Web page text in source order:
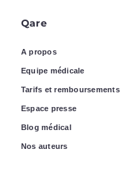
Qare
A propos
Equipe médicale
Tarifs et remboursements
Espace presse
Blog médical
Nos auteurs